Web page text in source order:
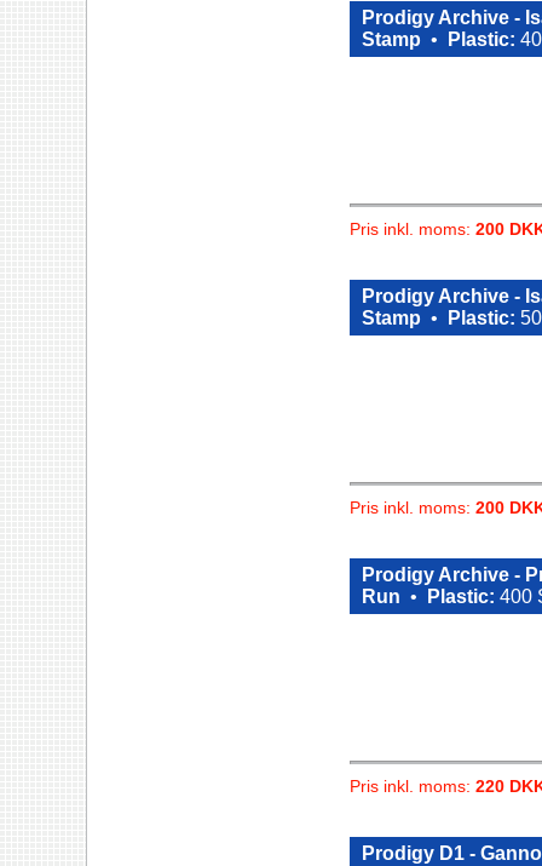
Prodigy Archive -
Stamp • Plastic:
Pris inkl. moms: 200
Prodigy Archive -
Stamp • Plastic:
Pris inkl. moms: 200
Prodigy Archive -
Run • Plastic: 400
Pris inkl. moms: 220
Prodigy D1 -